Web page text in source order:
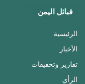
قبائل اليمن
الرئيسية
الأخبار
تقارير وتحقيقات
الرأي